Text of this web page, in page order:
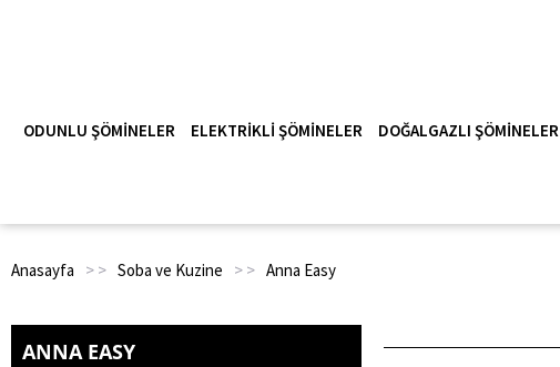
ODUNLU ŞÖMINELER ELEKTRIKLI ŞÖMINELER DOĞALGAZLI ŞÖMINELER
Anasayfa > > Soba ve Kuzine > > Anna Easy
ANNA EASY